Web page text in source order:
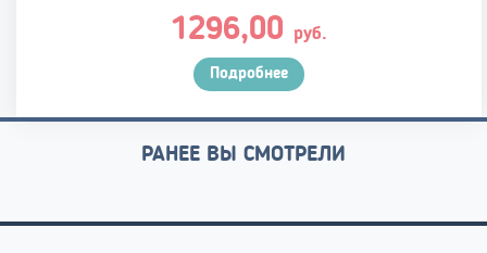
1296,00 руб.
Подробнее
РАНЕЕ ВЫ СМОТРЕЛИ